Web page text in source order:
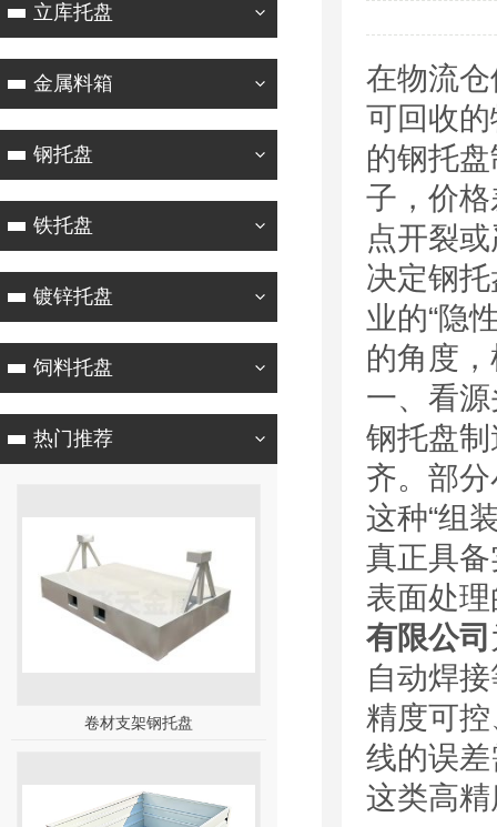
立库托盘
金属料箱
钢托盘
铁托盘
镀锌托盘
饲料托盘
热门推荐
卷材支架钢托盘
在物流
可回收
的钢托
子，价
点开裂
决定钢
业的“隐
的角度
一、看
钢托盘
齐。部
这种“组
真正具
表面处
有限公司
自动焊
精度可
线的误
这类高